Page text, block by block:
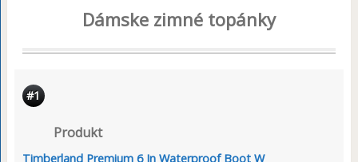
Dámske zimné topánky
#1
Produkt
Timberland Premium 6 In Waterproof Boot W